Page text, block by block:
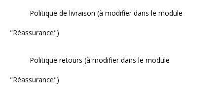
Politique de livraison (à modifier dans le module
"Réassurance")
Politique retours (à modifier dans le module
"Réassurance")